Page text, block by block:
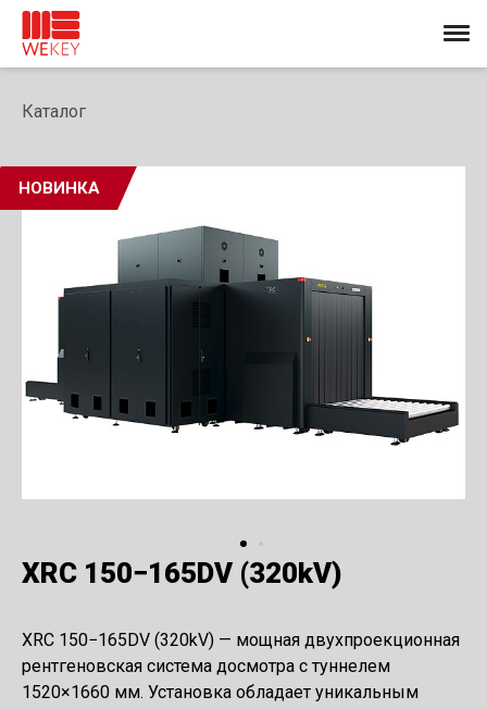
Каталог
НОВИНКА
XRC 150−165DV (320kV)
XRC 150−165DV (320kV) — мощная двухпроекционная
рентгеновская система досмотра с туннелем
1520×1660 мм. Установка обладает уникальным